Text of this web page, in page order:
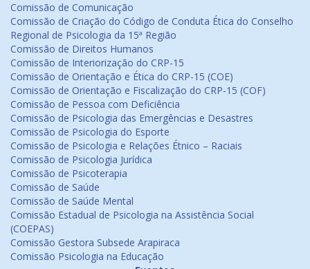
Comissão de Comunicação
Comissão de Criação do Código de Conduta Ética do Conselho
Regional de Psicologia da 15ª Região
Comissão de Direitos Humanos
Comissão de Interiorização do CRP-15
Comissão de Orientação e Ética do CRP-15 (COE)
Comissão de Orientação e Fiscalização do CRP-15 (COF)
Comissão de Pessoa com Deficiência
Comissão de Psicologia das Emergências e Desastres
Comissão de Psicologia do Esporte
Comissão de Psicologia e Relações Étnico – Raciais
Comissão de Psicologia Jurídica
Comissão de Psicoterapia
Comissão de Saúde
Comissão de Saúde Mental
Comissão Estadual de Psicologia na Assistência Social
(COEPAS)
Comissão Gestora Subsede Arapiraca
Comissão Psicologia na Educação